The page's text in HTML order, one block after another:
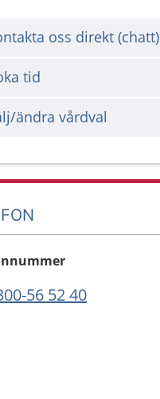
oss direkt (chatt)
tid
ändra vårdval
56 52 40